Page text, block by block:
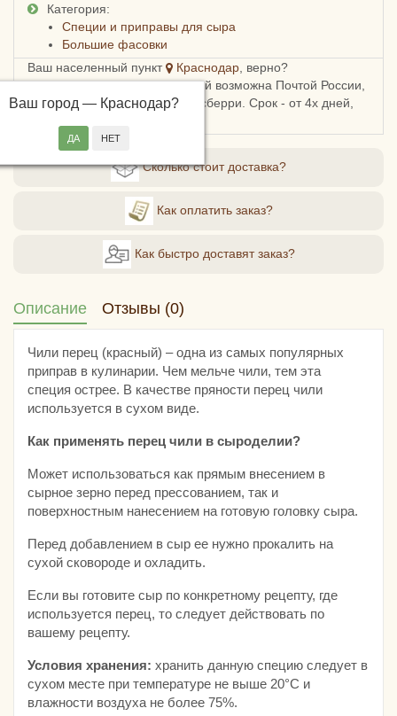
Категория:
Специи и приправы для сыра
Большие фасовки
Ваш населенный пункт
Краснодар , верно?
Ваш город — Краснодар?
Доставка в Краснодарский край возможна Почтой России,
СДЭКом, Пятерочкой или Боксберри. Срок - от 4х дней,
Сколько стоит доставка?
Как оплатить заказ?
Как быстро доставят заказ?
Описание Отзывы (0)
Чили перец (красный) – одна из самых популярных
приправ в кулинарии. Чем мельче чили, тем эта
специя острее. В качестве пряности перец чили
используется в сухом виде.
Как применять перец чили в сыроделии?
Может использоваться как прямым внесением в
сырное зерно перед прессованием, так и
поверхностным нанесением на готовую головку сыра.
Перед добавлением в сыр ее нужно прокалить на
сухой сковороде и охладить.
Если вы готовите сыр по конкретному рецепту, где
используется перец, то следует действовать по
вашему рецепту.
Условия хранения: хранить данную специю следует в
сухом месте при температуре не выше 20°С и
влажности воздуха не более 75%.